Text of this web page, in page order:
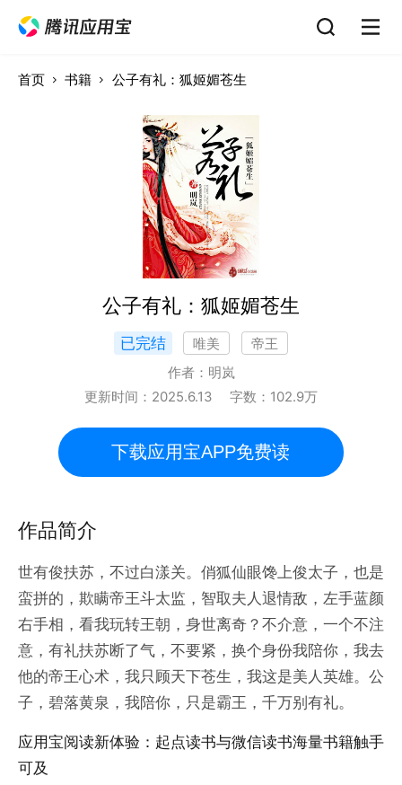
首页 书籍 公子有礼：狐姬媚苍生
公子有礼：狐姬媚苍生
已完结 唯美
帝王
作者： 明岚
更新时间： 2025.6.13 字数： 102.9万
下载应用宝APP免费读
作品简介
世有俊扶苏，不过白漾关。俏狐仙眼馋上俊太子，也是
蛮拼的，欺瞒帝王斗太监，智取夫人退情敌，左手蓝颜
右手相，看我玩转王朝，身世离奇？不介意，一个不注
意，有礼扶苏断了气，不要紧，换个身份我陪你，我去
他的帝王心术，我只顾天下苍生，我这是美人英雄。公
子，碧落黄泉，我陪你，只是霸王，千万别有礼。
应用宝阅读新体验：起点读书与微信读书海量书籍触手
可及